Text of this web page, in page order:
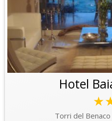
Hotel
Torri del